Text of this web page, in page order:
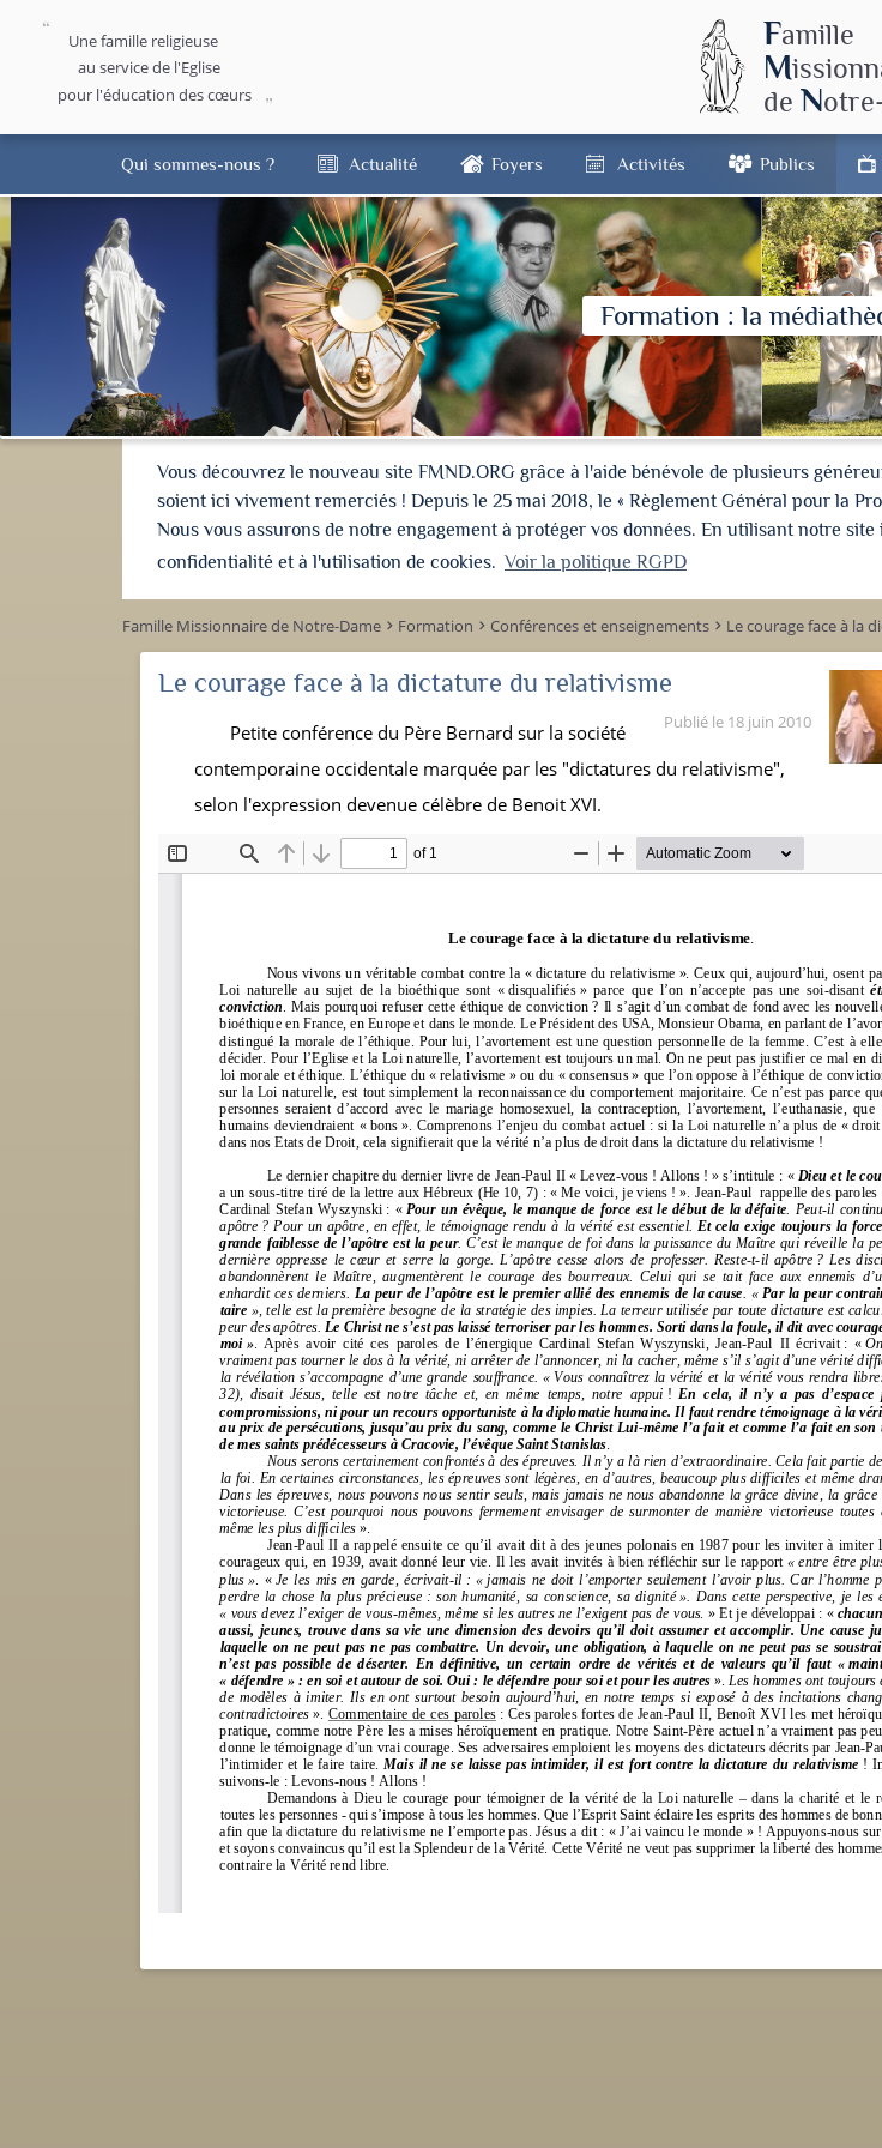
Une famille religieuse
au service de l'Eglise
pour l'éducation des cœurs
Famille
M
de N
Qui sommes-nous ? Actualité Foyers Activités Publics
Formation : la
Vous découvrez le nouveau site FMND.ORG grâce à l'aide bénévole de plusieurs
soient ici vivement remerciés ! Depuis le 25 mai 2018, le « Règlement Général pour la
Nous vous assurons de notre engagement à protéger vos données. En utilisant notre
confidentialité et à l'utilisation de cookies. Voir la politique RGPD
Famille Missionnaire de Notre-Dame keyboard_arrow_right Formation keyboard_arrow_right Conférences et enseignements keyboard_arrow_right Le courage face à la
Le courage face à la dictature du relativisme
Publié le 18 juin 2010
Petite conférence du Père Bernard sur la société
contemporaine occidentale marquée par les "dictatures du relativisme",
selon l'expression devenue célèbre de Benoit XVI.